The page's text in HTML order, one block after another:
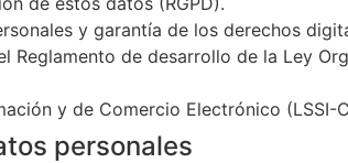
y garantía de los derechos
Reglamento de desarrollo de la Ley
y de Comercio Electrónico (LSSI-
personales